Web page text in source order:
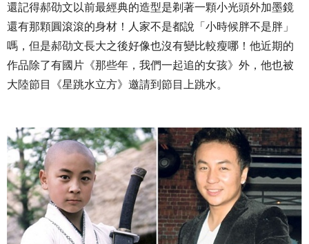
還記得郝劭文以前最經典的造型是剃著一顆小光頭外加墨鏡
還有那顆圓滾滾的身材！人家不是都說「小時候胖不是胖」
嗎，但是郝劭文長大之後好像也沒有變比較瘦哪！他近期的
作品除了有國片《那些年，我們一起追的女孩》外，他也被
大陸節目《星跳水立方》邀請到節目上跳水。